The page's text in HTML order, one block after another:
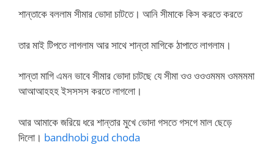
শান্তাকে বললাম সীমার ভোদা চাটতে। আনি সীমাকে কিস করতে করতে
তার মাই টিপতে লাগলাম আর সাথে শান্তা মাগিকে ঠাপাতে লাগলাম।
শান্তা মাগি এমন ভাবে সীমার ভোদা চাটছে যে সীমা ওও ওওওমমম ওমমমমা
আআআহহহ ইসসসস করতে লাগলো।
আর আমাকে জরিয়ে ধরে শান্তার মুখে ভোদা গসতে গসগে মাল ছেড়ে
দিলো। bandhobi gud choda